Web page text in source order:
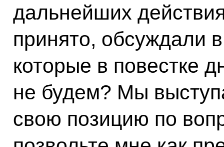
дальнейших
принято, обсуждали
которые в повестке
не будем? Мы
свою позицию по